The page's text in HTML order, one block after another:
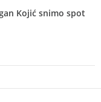
Kojić snimo spot